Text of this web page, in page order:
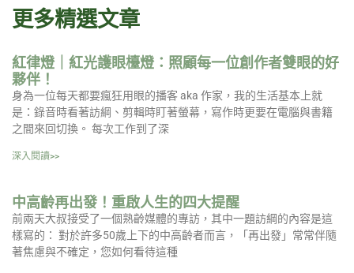
更多精選文章
紅律燈｜紅光護眼檯燈：照顧每一位創作者雙眼的好
夥伴！
身為一位每天都要瘋狂用眼的播客 aka 作家，我的生活基本上就
是：錄音時看著訪綱、剪輯時盯著螢幕，寫作時更要在電腦與書籍
之間來回切換。 每次工作到了深
深入閱讀>>
中高齡再出發！重啟人生的四大提醒
前兩天大叔接受了一個熟齡媒體的專訪，其中一題訪綱的內容是這
樣寫的： 對於許多50歲上下的中高齡者而言，「再出發」常常伴隨
著焦慮與不確定，您如何看待這種